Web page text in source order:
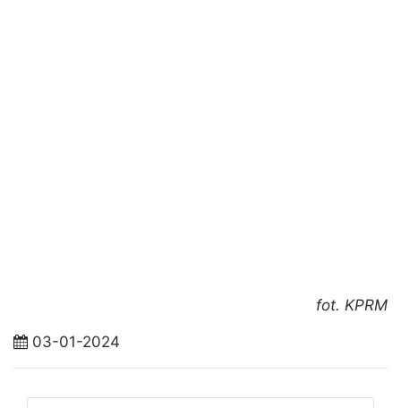
fot. KPRM
03-01-2024